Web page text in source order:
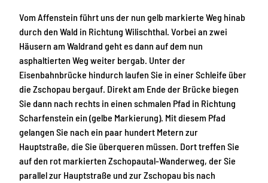
Vom Affenstein führt uns der nun gelb markierte Weg hinab
durch den Wald in Richtung Wilischthal. Vorbei an zwei
Häusern am Waldrand geht es dann auf dem nun
asphaltierten Weg weiter bergab. Unter der
Eisenbahnbrücke hindurch laufen Sie in einer Schleife über
die Zschopau bergauf. Direkt am Ende der Brücke biegen
Sie dann nach rechts in einen schmalen Pfad in Richtung
Scharfenstein ein (gelbe Markierung). Mit diesem Pfad
gelangen Sie nach ein paar hundert Metern zur
Hauptstraße, die Sie überqueren müssen. Dort treffen Sie
auf den rot markierten Zschopautal-Wanderweg, der Sie
parallel zur Hauptstraße und zur Zschopau bis nach